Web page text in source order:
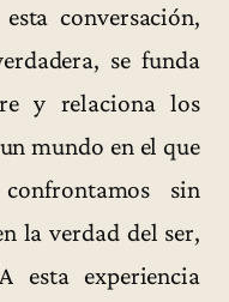
conversación,
se funda
y relaciona los
mundo en el que
sin
la verdad del ser,
esta experiencia